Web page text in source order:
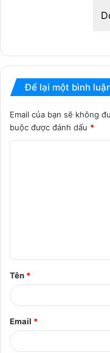
Để lại một bình
Email của bạn sẽ không
buộc được đánh dấu *
ậ
n
Tên *
Email *